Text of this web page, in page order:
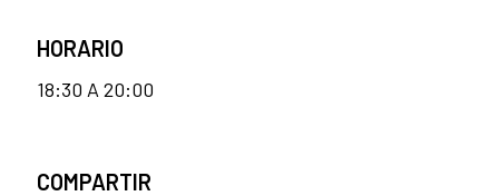
HORARIO
18:30 A 20:00
COMPARTIR